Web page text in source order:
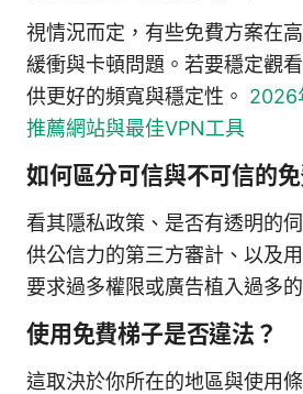
視情況而定，有些免費方案在
緩衝與卡頓問題。若要穩定觀
供更好的頻寬與穩定性。 2026
推薦網站與最佳VPN工具
如何區分可信與不可信的
看其隱私政策、是否有透明的
供公信力的第三方審計、以及
要求過多權限或廣告植入過多的
使用免費梯子是否違法？
這取決於你所在的地區與使用